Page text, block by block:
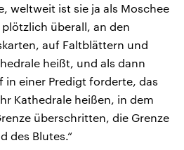
weltweit ist sie ja als Moschee
überall, an den
auf Faltblättern und
heißt, und als dann
in einer Predigt forderte, das
Kathedrale heißen, in dem
überschritten, die Grenze
des Blutes.“